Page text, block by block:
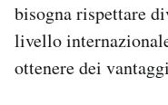
bisogna rispettare
livello
ottenere dei